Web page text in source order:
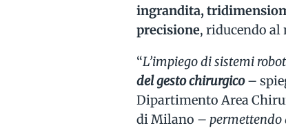
ingrandita,
precisione, riducendo
“L’impiego di sistemi
del gesto chirurgico–
Dipartimento Area
di Milano – permettendo